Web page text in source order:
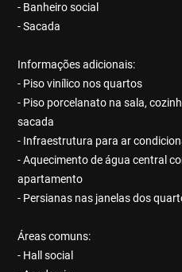
- Banheiro social
- Sacada
Informações adicionais:
- Piso vinílico nos quartos
- Piso porcelanato na sala,
sacada
- Infraestrutura para ar
- Aquecimento de água central
apartamento
- Persianas nas janelas dos
Áreas comuns:
- Hall social